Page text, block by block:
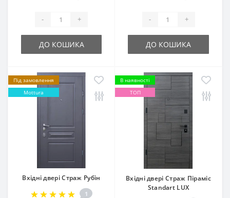
- +
ДО КОШИКА
- +
ДО КОШИКА
Під замовлення
Mottura
Вхідні двері Страж Рубін
1
В наявності
ТОП
Вхідні двері Страж Піраміс
Standart LUX